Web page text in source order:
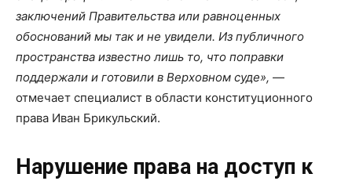
заключений Правительства или равноценных
обоснований мы так и не увидели. Из публичного
пространства известно лишь то, что поправки
поддержали и готовили в Верховном суде», —
отмечает специалист в области конституционного
права Иван Брикульский.
Нарушение права на доступ к